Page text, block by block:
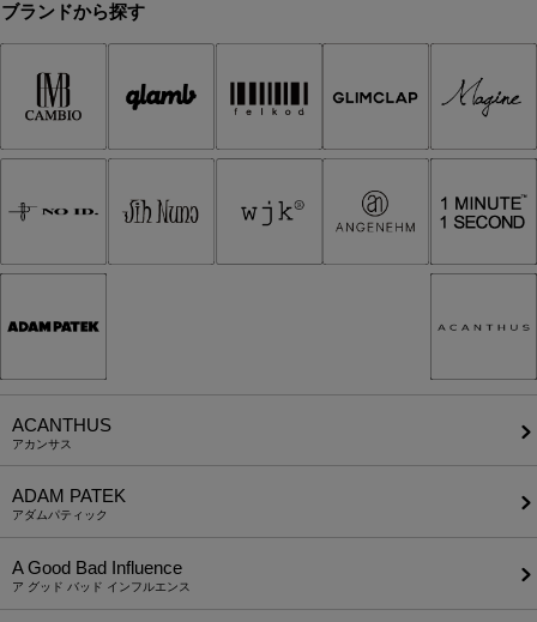
ブランドから探す
ACANTHUS
アカンサス
ADAM PATEK
アダムパティック
A Good Bad Influence
ア グッド バッド インフルエンス